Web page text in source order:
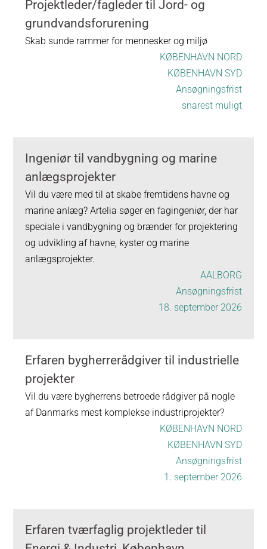
Projektleder/fagleder til Jord- og
grundvandsforurening
Skab sunde rammer for mennesker og miljø
KØBENHAVN NORD
KØBENHAVN SYD
Ansøgningsfrist
snarest muligt
Ingeniør til vandbygning og marine
anlægsprojekter
Vil du være med til at skabe fremtidens havne og
marine anlæg? Artelia søger en fagingeniør, der har
speciale i vandbygning og brænder for projektering
og udvikling af havne, kyster og marine
anlægsprojekter.
AALBORG
Ansøgningsfrist
18. september 2026
Erfaren bygherrerådgiver til industrielle
projekter
Vil du være bygherrens betroede rådgiver på nogle
af Danmarks mest komplekse industriprojekter?
KØBENHAVN NORD
KØBENHAVN SYD
Ansøgningsfrist
1. september 2026
Erfaren tværfaglig projektleder til